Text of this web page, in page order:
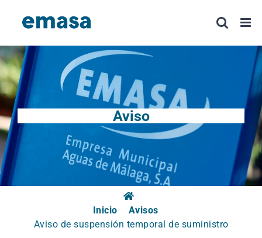
Aviso
Inicio
Avisos
Aviso de suspensión temporal de suministro